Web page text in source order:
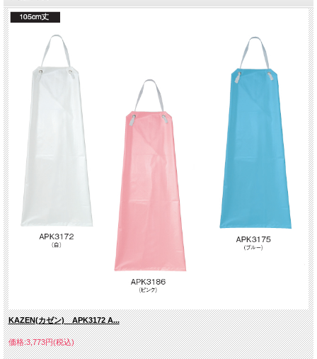
KAZEN(カゼン) APK3172 A...
価格:3,773円(税込)